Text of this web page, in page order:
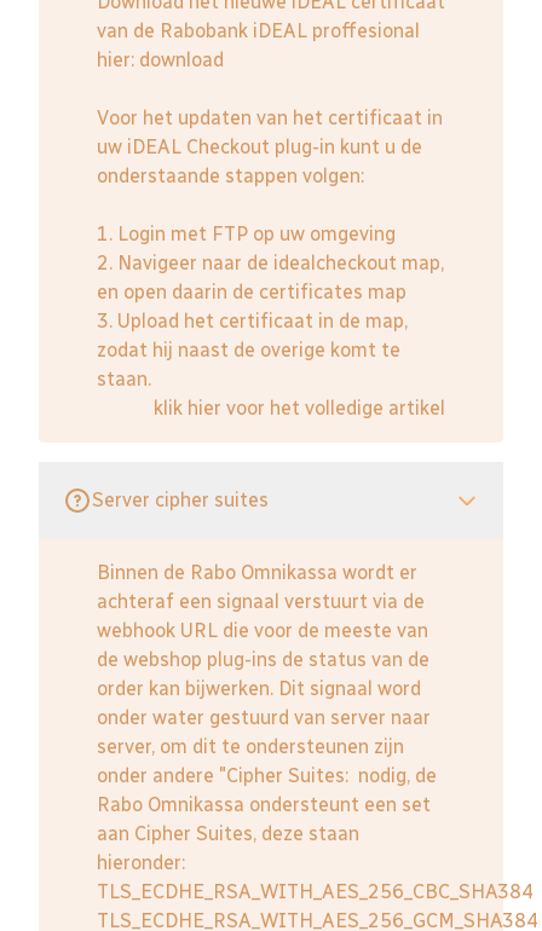
van de Rabobank iDEAL proffesional
hier: download
Voor het updaten van het certificaat in
uw iDEAL Checkout plug-in kunt u de
onderstaande stappen volgen:
1. Login met FTP op uw omgeving
2. Navigeer naar de idealcheckout map,
en open daarin de certificates map
3. Upload het certificaat in de map,
zodat hij naast de overige komt te
staan.
klik hier voor het volledige artikel
Server cipher suites
Binnen de Rabo Omnikassa wordt er
achteraf een signaal verstuurt via de
webhook URL die voor de meeste van
de webshop plug-ins de status van de
order kan bijwerken. Dit signaal word
onder water gestuurd van server naar
server, om dit te ondersteunen zijn
onder andere "Cipher Suites: nodig, de
Rabo Omnikassa ondersteunt een set
aan Cipher Suites, deze staan
hieronder:
TLS_ECDHE_RSA_WITH_AES_256_CBC_SHA384
TLS_ECDHE_RSA_WITH_AES_256_GCM_SHA384